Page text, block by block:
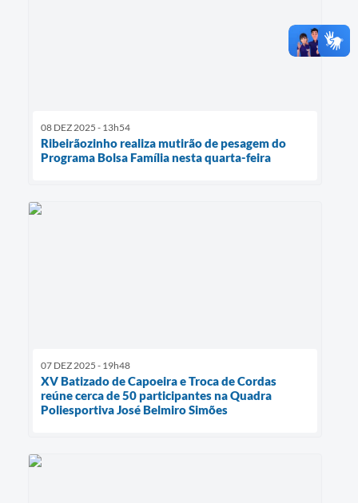
08 DEZ 2025 - 13h54
Ribeirãozinho realiza mutirão de pesagem do
Programa Bolsa Família nesta quarta-feira
07 DEZ 2025 - 19h48
XV Batizado de Capoeira e Troca de Cordas
reúne cerca de 50 participantes na Quadra
Poliesportiva José Belmiro Simões